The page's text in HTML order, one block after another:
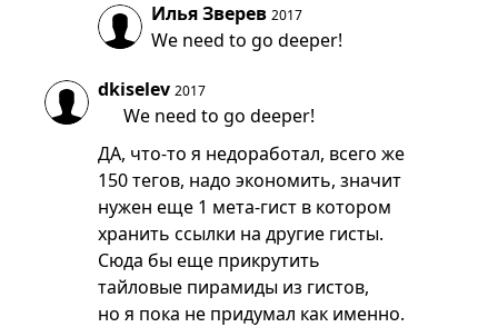
Илья Зверев 2017
We need to go deeper!
dkiselev 2017
We need to go deeper!
ДА, что-то я недоработал, всего же
150 тегов, надо экономить, значит
нужен еще 1 мета-гист в котором
хранить ссылки на другие гисты.
Сюда бы еще прикрутить
тайловые пирамиды из гистов,
но я пока не придумал как именно.